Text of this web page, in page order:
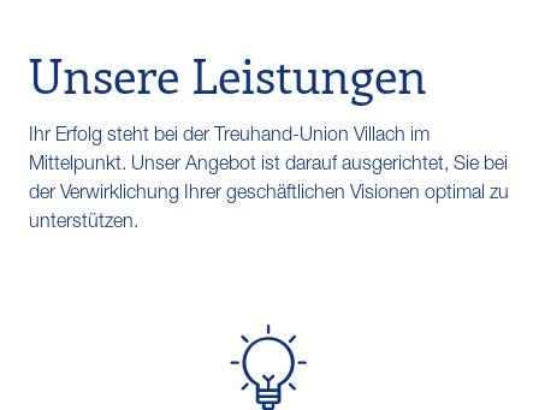
Unsere Leistungen
Ihr Erfolg steht bei der Treuhand-Union Villach im
Mittelpunkt. Unser Angebot ist darauf ausgerichtet, Sie bei
der Verwirklichung Ihrer geschäftlichen Visionen optimal zu
unterstützen.